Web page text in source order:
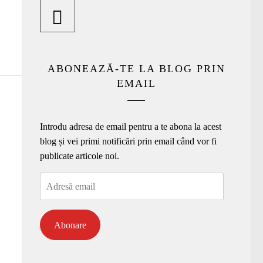
ABONEAZĂ-TE LA BLOG PRIN
EMAIL
Introdu adresa de email pentru a te abona la acest
blog și vei primi notificări prin email când vor fi
publicate articole noi.
Abonare